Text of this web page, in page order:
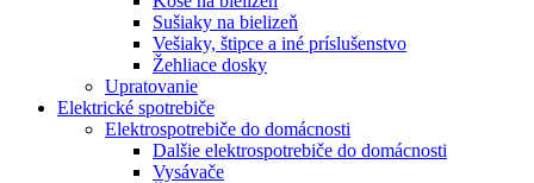
Sušiaky na bielizeň
Vešiaky, štipce a iné príslušenstvo
Žehliace dosky
Upratovanie
Elektrické spotrebiče
Elektrospotrebiče do domácnosti
Dalšie elektrospotrebiče do domácnosti
Vysávače